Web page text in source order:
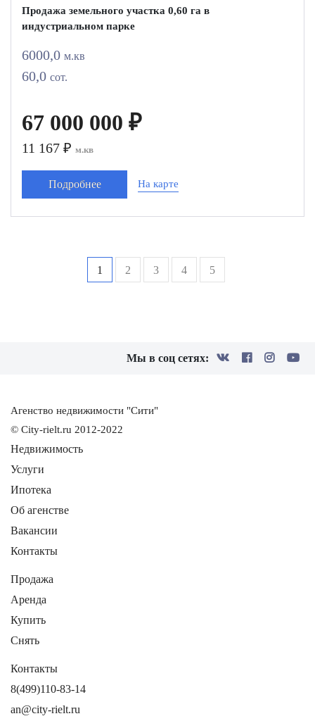
Продажа земельного участка 0,60 га в
индустриальном парке
6000,0 м.кв
60,0 сот.
67 000 000 ₽
11 167 ₽ м.кв
Подробнее На карте
1 2 3 4 5
Мы в соц сетях:
Агенство недвижимости "Сити"
© City-rielt.ru 2012-2022
Недвижимость
Услуги
Ипотека
Об агенстве
Вакансии
Контакты
Продажа
Аренда
Купить
Снять
Контакты
8(499)110-83-14
an@city-rielt.ru